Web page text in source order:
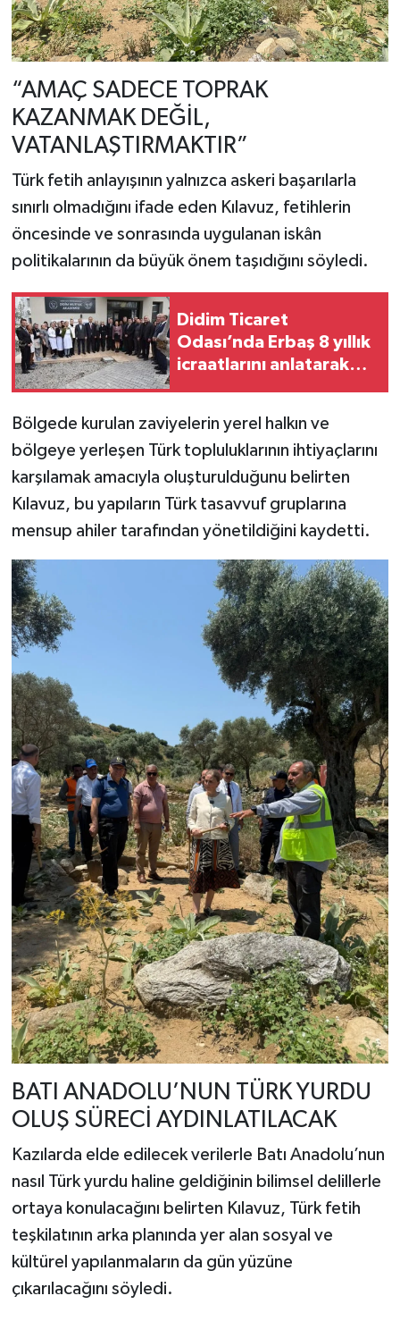
“AMAÇ SADECE TOPRAK
KAZANMAK DEĞİL,
VATANLAŞTIRMAKTIR”
Türk fetih anlayışının yalnızca askeri başarılarla
sınırlı olmadığını ifade eden Kılavuz, fetihlerin
öncesinde ve sonrasında uygulanan iskân
politikalarının da büyük önem taşıdığını söyledi.
Didim Ticaret
Odası’nda Erbaş 8 yıllık
icraatlarını anlatarak
Bölgede kurulan zaviyelerin yerel halkın ve
bölgeye yerleşen Türk topluluklarının ihtiyaçlarını
karşılamak amacıyla oluşturulduğunu belirten
Kılavuz, bu yapıların Türk tasavvuf gruplarına
mensup ahiler tarafından yönetildiğini kaydetti.
BATI ANADOLU’NUN TÜRK YURDU
OLUŞ SÜRECİ AYDINLATILACAK
Kazılarda elde edilecek verilerle Batı Anadolu’nun
nasıl Türk yurdu haline geldiğinin bilimsel delillerle
ortaya konulacağını belirten Kılavuz, Türk fetih
teşkilatının arka planında yer alan sosyal ve
kültürel yapılanmaların da gün yüzüne
çıkarılacağını söyledi.